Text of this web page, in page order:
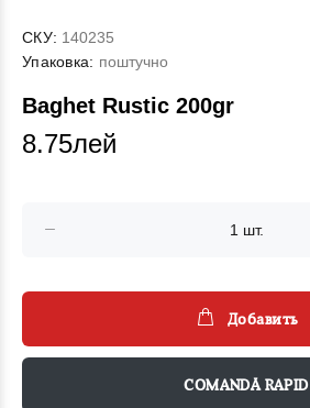
СКУ: 140235
Упаковка: поштучно
Baghet Rustic 200gr
8.75лей
Добавить
COMANDĂ RAPID